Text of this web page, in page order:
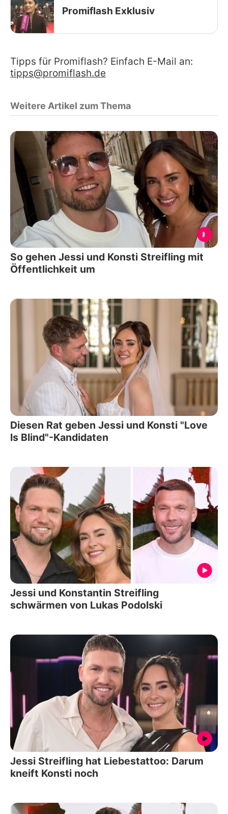
Promiflash Exklusiv
Tipps für Promiflash? Einfach E-Mail an:
tipps@promiflash.de
Weitere Artikel zum Thema
So gehen Jessi und Konsti Streifling mit
Öffentlichkeit um
Diesen Rat geben Jessi und Konsti "Love
Is Blind"-Kandidaten
Jessi und Konstantin Streifling
schwärmen von Lukas Podolski
Jessi Streifling hat Liebestattoo: Darum
kneift Konsti noch